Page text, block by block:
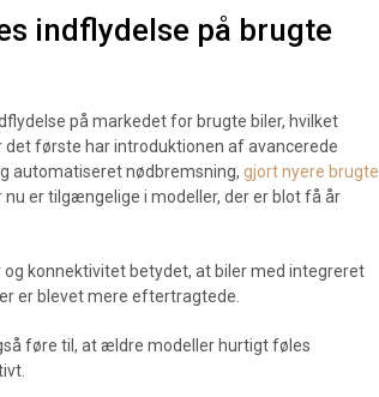
indflydelse på brugte
på markedet for brugte biler, hvilket
det første har introduktionen af avancerede
automatiseret nødbremsning, gjort nyere brugte
er tilgængelige i modeller, der er blot få år
konnektivitet betydet, at biler med integreret
er blevet mere eftertragtede.
føre til, at ældre modeller hurtigt føles